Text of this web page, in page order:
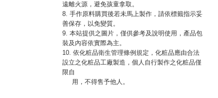
遠離火源，避免孩童拿取。
8. 手作原料購買後若未馬上製作，請依標籤指示妥
善保存，以免變質。
9. 本站提供之圖片，僅供參考及說明使用，產品包
裝及內容依實際為主。
10. 依化粧品衛生管理條例規定，化粧品應由合法
設立之化粧品工廠製造，個人自行製作之化粧品僅
限自
用，不得售予他人。